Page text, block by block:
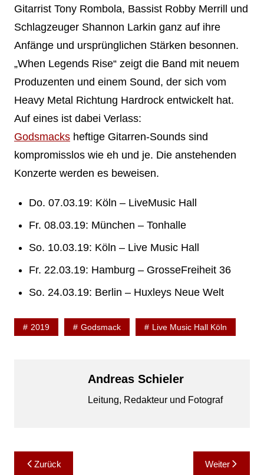
Gitarrist Tony Rombola, Bassist Robby Merrill und
Schlagzeuger Shannon Larkin ganz auf ihre
Anfänge und ursprünglichen Stärken besonnen.
„When Legends Rise“ zeigt die Band mit neuem
Produzenten und einem Sound, der sich vom
Heavy Metal Richtung Hardrock entwickelt hat.
Auf eines ist dabei Verlass:
Godsmacks heftige Gitarren-Sounds sind
kompromisslos wie eh und je. Die anstehenden
Konzerte werden es beweisen.
Do. 07.03.19: Köln – LiveMusic Hall
Fr. 08.03.19: München – Tonhalle
So. 10.03.19: Köln – Live Music Hall
Fr. 22.03.19: Hamburg – GrosseFreiheit 36
So. 24.03.19: Berlin – Huxleys Neue Welt
2019 Godsmack Live Music Hall Köln
Andreas Schieler
Leitung, Redakteur und Fotograf
Beitragsnavigation
Zurück Weiter